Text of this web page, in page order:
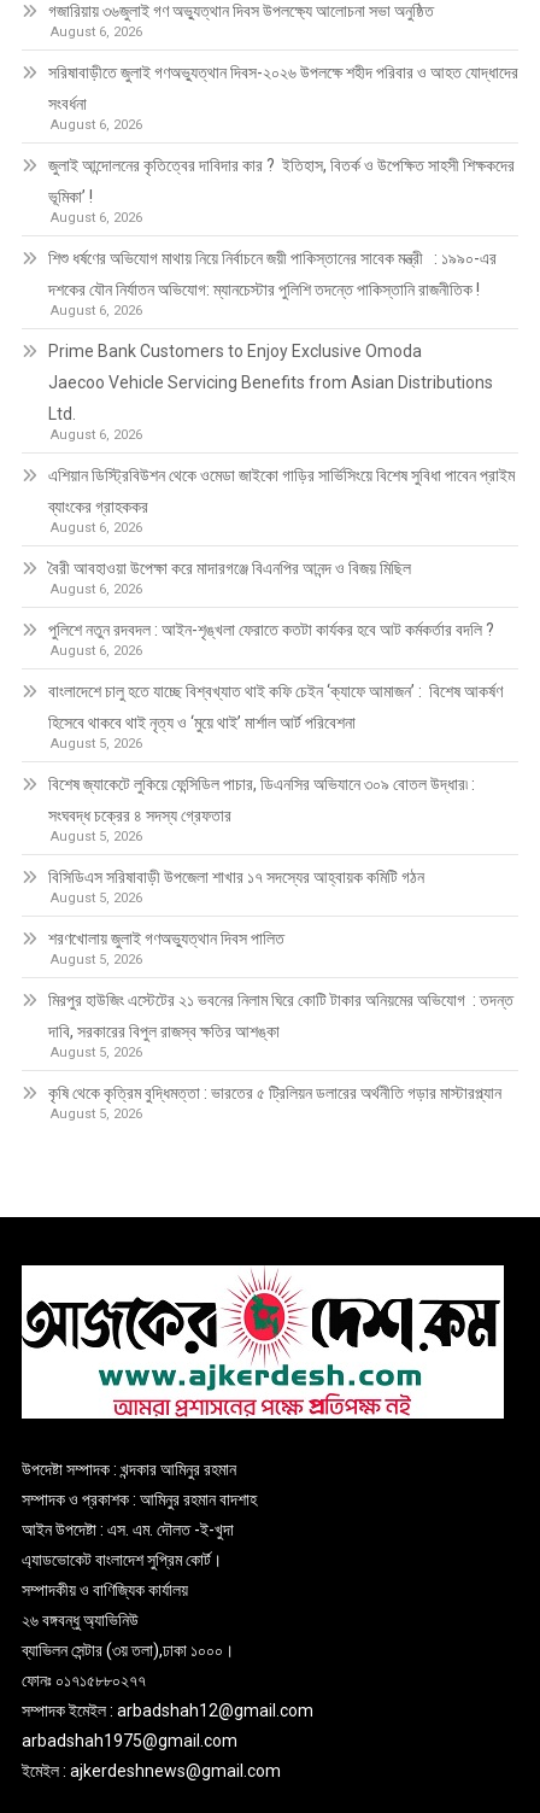
গজারিয়ায় ৩৬জুলাই গণ অভ্যুত্থান দিবস উপলক্ষ্যে আলোচনা সভা অনুষ্ঠিত
August 6, 2026
সরিষাবাড়ীতে জুলাই গণঅভ্যুত্থান দিবস-২০২৬ উপলক্ষে শহীদ পরিবার ও আহত যোদ্ধাদের
সংবর্ধনা
August 6, 2026
জুলাই আন্দোলনের কৃতিত্বের দাবিদার কার ? ইতিহাস, বিতর্ক ও উপেক্ষিত সাহসী শিক্ষকদের
ভূমিকা’ !
August 6, 2026
শিশু ধর্ষণের অভিযোগ মাথায় নিয়ে নির্বাচনে জয়ী পাকিস্তানের সাবেক মন্ত্রী : ১৯৯০-এর
দশকের যৌন নির্যাতন অভিযোগ: ম্যানচেস্টার পুলিশি তদন্তে পাকিস্তানি রাজনীতিক !
August 6, 2026
Prime Bank Customers to Enjoy Exclusive Omoda
Jaecoo Vehicle Servicing Benefits from Asian Distributions
Ltd.
August 6, 2026
এশিয়ান ডিস্ট্রিবিউশন থেকে ওমেডা জাইকো গাড়ির সার্ভিসিংয়ে বিশেষ সুবিধা পাবেন প্রাইম
ব্যাংকের গ্রাহককর
August 6, 2026
বৈরী আবহাওয়া উপেক্ষা করে মাদারগঞ্জে বিএনপির আনন্দ ও বিজয় মিছিল
August 6, 2026
পুলিশে নতুন রদবদল : আইন-শৃঙ্খলা ফেরাতে কতটা কার্যকর হবে আট কর্মকর্তার বদলি ?
August 6, 2026
​​বাংলাদেশে চালু হতে যাচ্ছে বিশ্বখ্যাত থাই কফি চেইন ‘ক্যাফে আমাজন’ : বিশেষ আকর্ষণ
হিসেবে থাকবে থাই নৃত্য ও ‘মুয়ে থাই’ মার্শাল আর্ট পরিবেশনা
August 5, 2026
বিশেষ জ্যাকেটে লুকিয়ে ফেন্সিডিল পাচার, ডিএনসির অভিযানে ৩০৯ বোতল উদ্ধার৷ :
সংঘবদ্ধ চক্রের ৪ সদস্য গ্রেফতার
August 5, 2026
বিসিডিএস সরিষাবাড়ী উপজেলা শাখার ১৭ সদস্যের আহ্বায়ক কমিটি গঠন
August 5, 2026
শরণখোলায় জুলাই গণঅভ্যুত্থান দিবস পালিত
August 5, 2026
মিরপুর হাউজিং এস্টেটের ২১ ভবনের নিলাম ঘিরে কোটি টাকার অনিয়মের অভিযোগ : তদন্ত
দাবি, সরকারের বিপুল রাজস্ব ক্ষতির আশঙ্কা
August 5, 2026
কৃষি থেকে কৃত্রিম বুদ্ধিমত্তা : ভারতের ৫ ট্রিলিয়ন ডলারের অর্থনীতি গড়ার মাস্টারপ্ল্যান
August 5, 2026
উপদেষ্টা সম্পাদক : খন্দকার আমিনুর রহমান
সম্পাদক ও প্রকাশক : আমিনুর রহমান বাদশাহ
আইন উপদেষ্টা : এস. এম. দৌলত -ই-খুদা
এ্যাডভোকেট বাংলাদেশ সুপ্রিম কোর্ট।
সম্পাদকীয় ও বাণিজ্যিক কার্যালয়
২৬ বঙ্গবন্ধু অ্যাভিনিউ
ব্যাভিলন সেন্টার (৩য় তলা),ঢাকা ১০০০।
ফোনঃ ০১৭১৫৮৮০২৭৭
সম্পাদক ইমেইল : arbadshah12@gmail.com
arbadshah1975@gmail.com
ইমেইল : ajkerdeshnews@gmail.com